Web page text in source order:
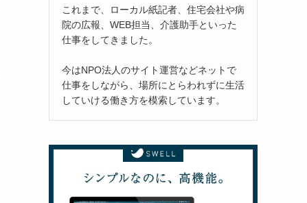
これまで、ローカル紙記者、住宅会社や病
院の広報、WEB担当、介護助手といった
仕事をしてきました。
今はNPO法人のサイト運営などネットで
仕事をしながら、場所にとらわれずに生活
していける働き方を模索しています。